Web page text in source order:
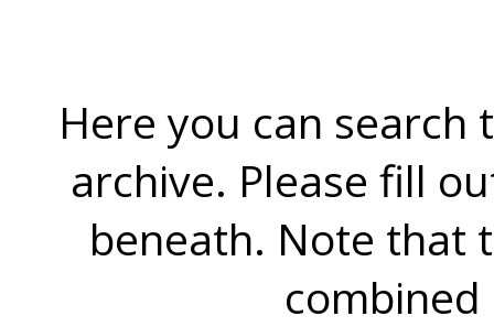
Here you can search
archive. Please fill
beneath. Note that
combined